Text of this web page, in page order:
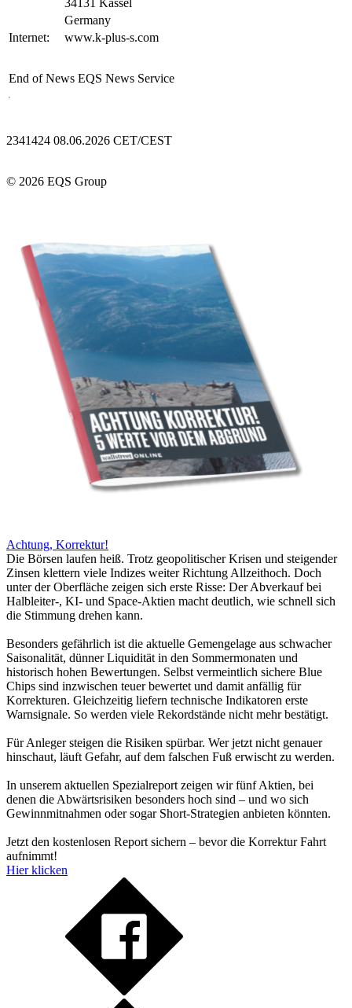
Germany
Internet:
www.k-plus-s.com
End of News EQS News Service
2341424 08.06.2026 CET/CEST
© 2026 EQS Group
Achtung, Korrektur!
Die Börsen laufen heiß. Trotz geopolitischer Krisen und steigender
Zinsen klettern viele Indizes weiter Richtung Allzeithoch. Doch
unter der Oberfläche zeigen sich erste Risse: Der Abverkauf bei
Halbleiter-, KI- und Space-Aktien macht deutlich, wie schnell sich
die Stimmung drehen kann.
Besonders gefährlich ist die aktuelle Gemengelage aus schwacher
Saisonalität, dünner Liquidität in den Sommermonaten und
historisch hohen Bewertungen. Selbst vermeintlich sichere Blue
Chips sind inzwischen teuer bewertet und damit anfällig für
Korrekturen. Gleichzeitig liefern technische Indikatoren erste
Warnsignale. So werden viele Rekordstände nicht mehr bestätigt.
Für Anleger steigen die Risiken spürbar. Wer jetzt nicht genauer
hinschaut, läuft Gefahr, auf dem falschen Fuß erwischt zu werden.
In unserem aktuellen Spezialreport zeigen wir fünf Aktien, bei
denen die Abwärtsrisiken besonders hoch sind – und wo sich
Gewinnmitnahmen oder sogar Short-Strategien anbieten könnten.
Jetzt den kostenlosen Report sichern – bevor die Korrektur Fahrt
aufnimmt!
Hier klicken